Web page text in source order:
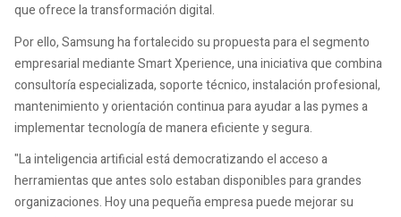
que ofrece la transformación digital.
Por ello, Samsung ha fortalecido su propuesta para el segmento
empresarial mediante Smart Xperience, una iniciativa que combina
consultoría especializada, soporte técnico, instalación profesional,
mantenimiento y orientación continua para ayudar a las pymes a
implementar tecnología de manera eficiente y segura.
"La inteligencia artificial está democratizando el acceso a
herramientas que antes solo estaban disponibles para grandes
organizaciones. Hoy una pequeña empresa puede mejorar su